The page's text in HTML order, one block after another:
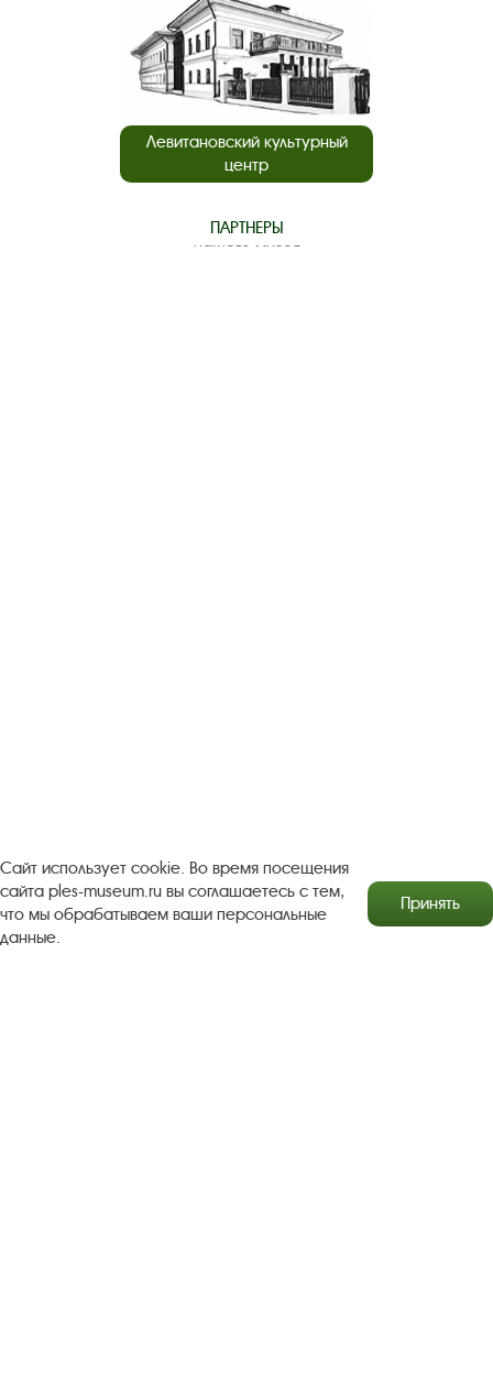
Левитановский культурный
центр
ПАРТНЕРЫ
нашего музея
Антикоррупционная деятельность
Сайт использует cookie. Во время посещения
сайта ples-museum.ru вы соглашаетесь с тем,
что мы обрабатываем ваши персональные
данные.
Принять